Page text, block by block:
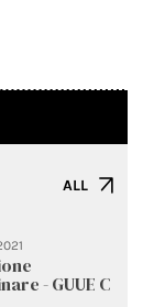
ALL
- GUUE C